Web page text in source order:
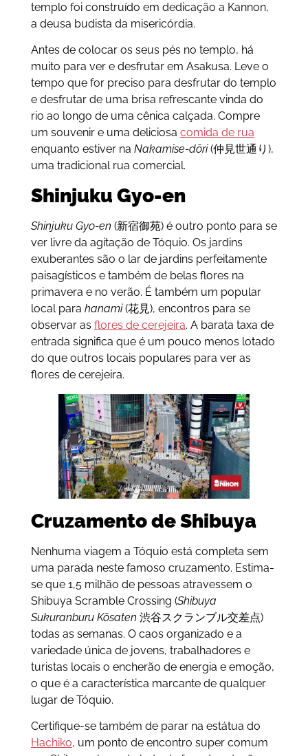
templo foi construído em dedicação a Kannon,
a deusa budista da misericórdia.
Antes de colocar os seus pés no templo, há
muito para ver e desfrutar em Asakusa. Leve o
tempo que for preciso para desfrutar do templo
e desfrutar de uma brisa refrescante vinda do
rio ao longo de uma cênica calçada. Compre
um souvenir e uma deliciosa comida de rua
enquanto estiver na Nakamise-dōri(仲見世通り),
uma tradicional rua comercial.
Shinjuku Gyo-en
Shinjuku Gyo-en (新宿御苑) é outro ponto para se
ver livre da agitação de Tóquio. Os jardins
exuberantes são o lar de jardins perfeitamente
paisagísticos e também de belas flores na
primavera e no verão. É também um popular
local para hanami(花見), encontros para se
observar as flores de cerejeira. A barata taxa de
entrada significa que é um pouco menos lotado
do que outros locais populares para ver as
flores de cerejeira.
Cruzamento de Shibuya
Nenhuma viagem a Tóquio está completa sem
uma parada neste famoso cruzamento. Estima-
se que 1,5 milhão de pessoas atravessem o
Shibuya Scramble Crossing (Shibuya
Sukuranburu Kōsaten 渋谷スクランブル交差点)
todas as semanas. O caos organizado e a
variedade única de jovens, trabalhadores e
turistas locais o encherão de energia e emoção,
o que é a característica marcante de qualquer
lugar de Tóquio.
Certifique-se também de parar na estátua do
Hachiko, um ponto de encontro super comum